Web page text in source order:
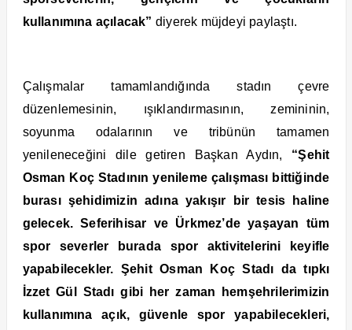
kullanımına açılacak” diyerek müjdeyi paylaştı.
Çalışmalar tamamlandığında stadın çevre
düzenlemesinin, ışıklandırmasının, zemininin,
soyunma odalarının ve tribünün tamamen
yenileneceğini dile getiren Başkan Aydın, “Şehit
Osman Koç Stadının yenileme çalışması bittiğinde
burası şehidimizin adına yakışır bir tesis haline
gelecek. Seferihisar ve Ürkmez’de yaşayan tüm
spor severler burada spor aktivitelerini keyifle
yapabilecekler. Şehit Osman Koç Stadı da tıpkı
İzzet Gül Stadı gibi her zaman hemşehrilerimizin
kullanımına açık, güvenle spor yapabilecekleri,